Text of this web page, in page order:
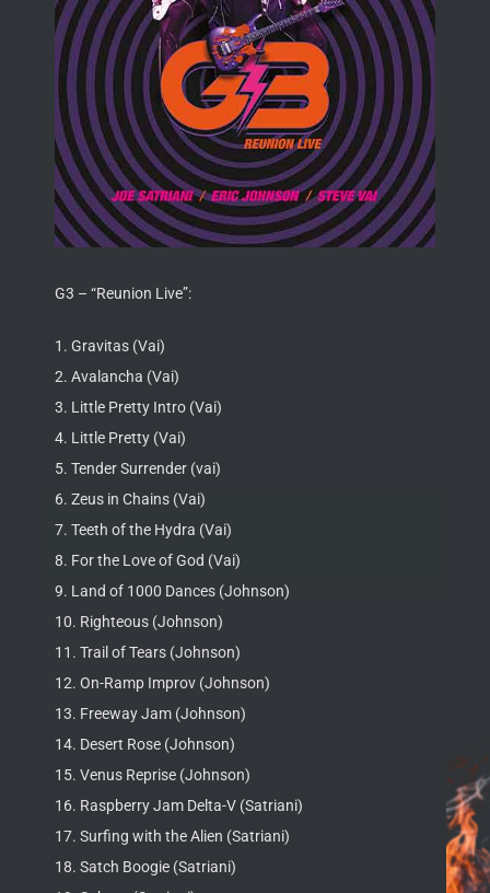
G3 – “Reunion Live”:
1. Gravitas (Vai)
2. Avalancha (Vai)
3. Little Pretty Intro (Vai)
4. Little Pretty (Vai)
5. Tender Surrender (vai)
6. Zeus in Chains (Vai)
7. Teeth of the Hydra (Vai)
8. For the Love of God (Vai)
9. Land of 1000 Dances (Johnson)
10. Righteous (Johnson)
11. Trail of Tears (Johnson)
12. On-Ramp Improv (Johnson)
13. Freeway Jam (Johnson)
14. Desert Rose (Johnson)
15. Venus Reprise (Johnson)
16. Raspberry Jam Delta-V (Satriani)
17. Surfing with the Alien (Satriani)
18. Satch Boogie (Satriani)